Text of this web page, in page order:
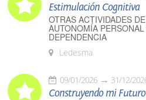
Estimulación Cognitiva
OTRAS ACTIVIDADES
AUTONOMÍA
DEPENDENCIA
Ledesma
09/01/2026 31/12/
Construyendo mi Futuro